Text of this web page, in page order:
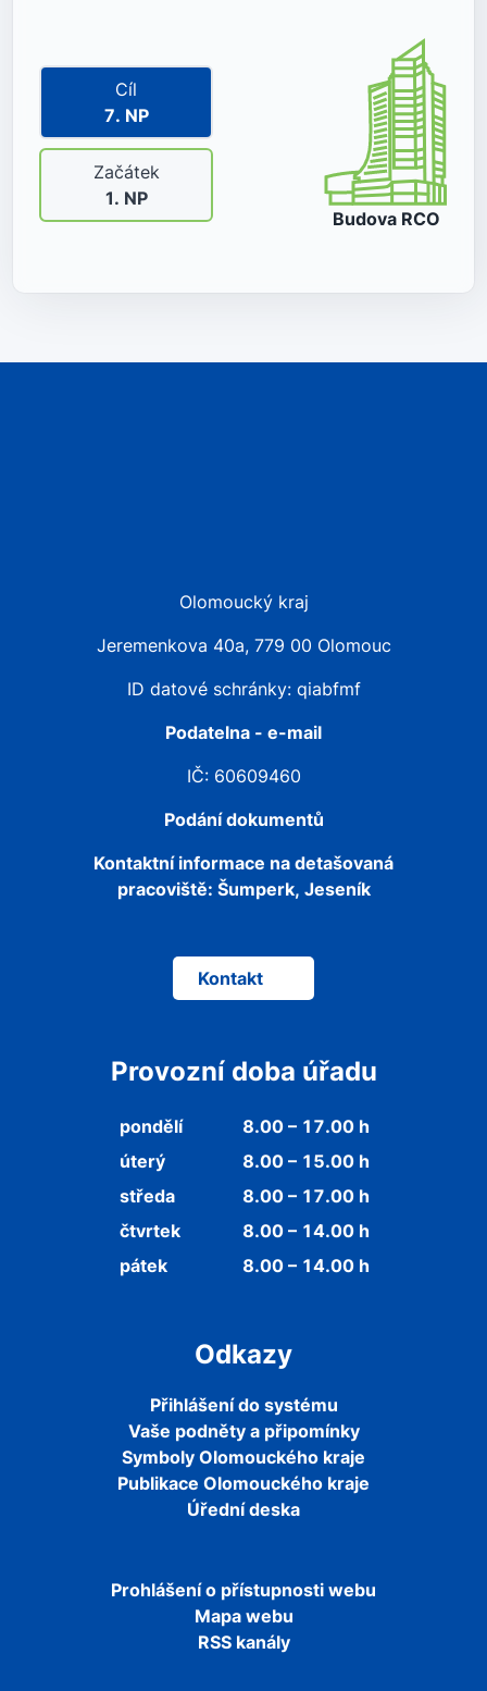
Cíl
7. NP
Začátek
1. NP
Budova RCO
Olomoucký kraj
Jeremenkova 40a, 779 00 Olomouc
ID datové schránky: qiabfmf
Podatelna - e-mail
IČ: 60609460
Podání dokumentů
Kontaktní informace na detašovaná
pracoviště: Šumperk, Jeseník
Kontakt
Provozní doba úřadu
pondělí
8.00 – 17.00 h
úterý
8.00 – 15.00 h
středa
8.00 – 17.00 h
čtvrtek
8.00 – 14.00 h
pátek
8.00 – 14.00 h
Odkazy
Přihlášení do systému
Vaše podněty a připomínky
Symboly Olomouckého kraje
Publikace Olomouckého kraje
Úřední deska
Prohlášení o přístupnosti webu
Mapa webu
RSS kanály